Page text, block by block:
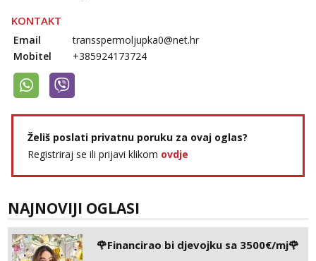
KONTAKT
Email
transspermoljupka0@net.hr
Mobitel
+385924173724
Želiš poslati privatnu poruku za ovaj oglas?
Registriraj se ili prijavi klikom ovdje
NAJNOVIJI OGLASI
🌹Financirao bi djevojku sa 3500€/mj🌹